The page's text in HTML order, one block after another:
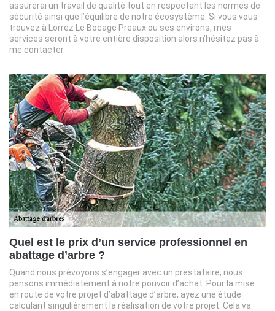
assurerai un travail de qualité tout en respectant les normes de
sécurité ainsi que l’équilibre de notre écosystème. Si vous vous
trouvez à Lorrez Le Bocage Preaux ou ses environs, mes
services seront à votre entière disposition alors n’hésitez pas à
me contacter.
Quel est le prix d’un service professionnel en
abattage d’arbre ?
Quand nous prévoyons s’engager avec un prestataire, nous
pensons immédiatement à notre pouvoir d’achat. Pour la mise
en route de votre projet d’abattage d’arbre, ayez une étude
calculant singulièrement la réalisation de votre projet. Cela va